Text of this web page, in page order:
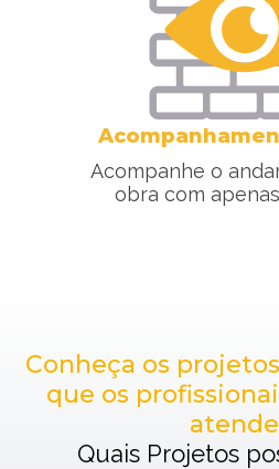
Acompanhe o
obra com
Conheça os
que os
Quais Projetos